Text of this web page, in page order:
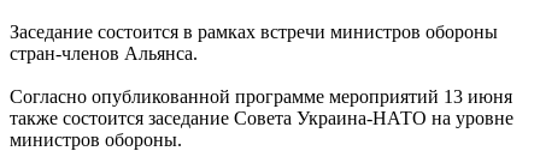
Заседание состоится в рамках встречи министров обороны
стран-членов Альянса.
Согласно опубликованной программе мероприятий 13 июня
также состоится заседание Совета Украина-НАТО на уровне
министров обороны.